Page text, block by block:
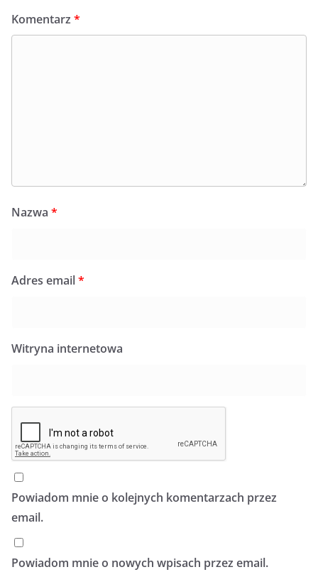
Komentarz *
Nazwa *
Adres email*
Witryna internetowa
Powiadom mnie o kolejnych komentarzach przez
email.
Powiadom mnie o nowych wpisach przez email.